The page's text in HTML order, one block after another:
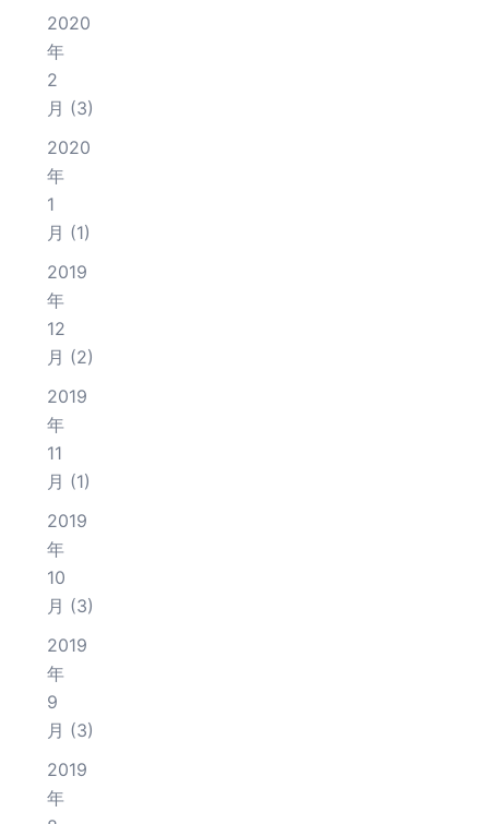
2020
年
2
月 (3)
2020
年
1
月 (1)
2019
年
12
月 (2)
2019
年
11
月 (1)
2019
年
10
月 (3)
2019
年
9
月 (3)
2019
年